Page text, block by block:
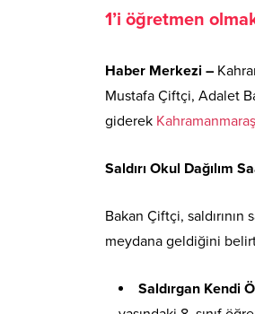
1’i öğretmen
Haber Merkezi –
Mustafa Çiftçi, Adalet
giderek Kahramanmaraş
Saldırı Okul Dağılım
Bakan Çiftçi,
meydana geldiğini
Saldırgan Kendi